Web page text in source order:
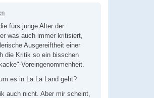
fürs junge Alter der
was auch immer kritisiert,
Ausgereiftheit einer
die Kritik so ein bisschen
Voreingenommenheit.
es in La La Land geht?
auch nicht. Aber mir scheint,